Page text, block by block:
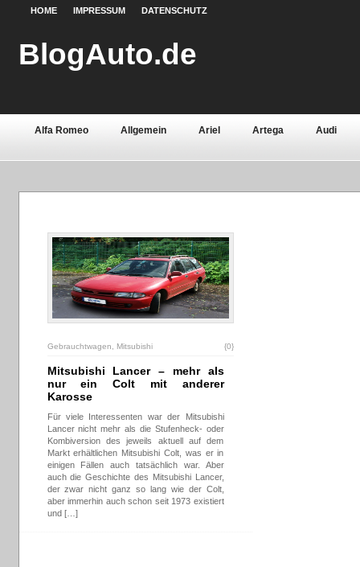
HOME IMPRESSUM DATENSCHUTZ
BlogAuto.de
Alfa Romeo Allgemein Ariel Artega Audi
Chevrolet Chrysler Citroën Continental Dacia
Oldtimer Opel Peugeot Pontiac
Saab Seat Sicherheit Skoda
Gebrauchtwagen Mitsubishi {0}
Mitsubishi Lancer – mehr als
nur ein Colt mit anderer
Karosse
Für viele Interessenten war der Mitsubishi
Lancer nicht mehr als die Stufenheck- oder
Kombiversion des jeweils aktuell auf dem
Markt erhältlichen Mitsubishi Colt, was er in
einigen Fällen auch tatsächlich war. Aber
auch die Geschichte des Mitsubishi Lancer,
der zwar nicht ganz so lang wie der Colt,
aber immerhin auch schon seit 1973 existiert
und […]